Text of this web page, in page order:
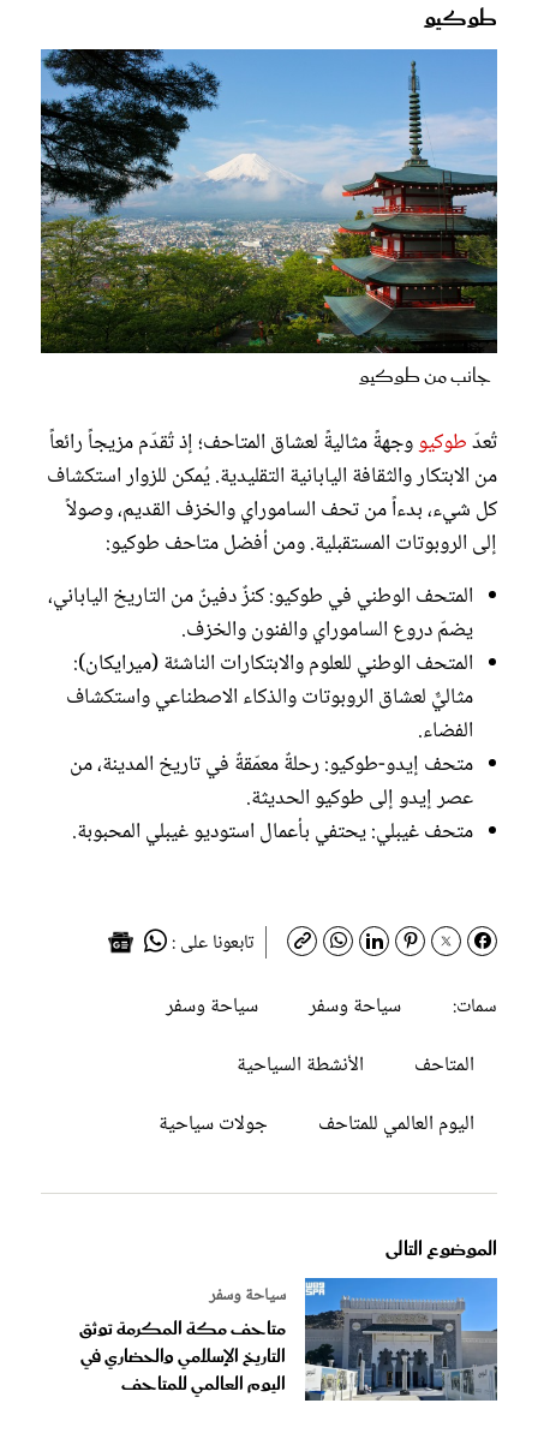
طوكيو
جانب من طوكيو
تُعدّطوكيووجهةً مثاليةً لعشاق المتاحف؛ إذ تُقدّم مزيجاً رائعاً
من الابتكار والثقافة اليابانية التقليدية. يُمكن للزوار استكشاف
كل شيء، بدءاً من تحف الساموراي والخزف القديم، وصولاً
إلى الروبوتات المستقبلية. ومن أفضل متاحف طوكيو:
المتحف الوطني في طوكيو: كنزٌ دفينٌ من التاريخ الياباني،
يضمّ دروع الساموراي والفنون والخزف.
المتحف الوطني للعلوم والابتكارات الناشئة (ميرايكان):
مثاليٌّ لعشاق الروبوتات والذكاء الاصطناعي واستكشاف
الفضاء.
متحف إيدو-طوكيو: رحلةٌ معمّقةٌ في تاريخ المدينة، من
عصر إيدو إلى طوكيو الحديثة.
متحف غيبلي: يحتفي بأعمال استوديو غيبلي المحبوبة.
تابعونا على :
سمات:
سياحة وسفر
سياحة وسفر
المتاحف
الأنشطة السياحية
اليوم العالمي للمتاحف
جولات سياحية
الموضوع التالى
سياحة وسفر
متاحف مكة المكرمة توثق
التاريخ الإسلامي والحضاري في
اليوم العالمي للمتاحف